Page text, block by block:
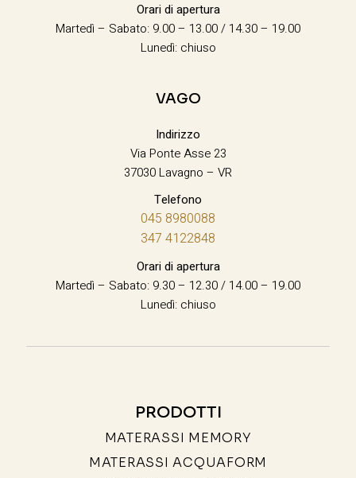
Orari di apertura
Martedì – Sabato: 9.00 – 13.00 / 14.30 – 19.00
Lunedì: chiuso
VAGO
Indirizzo
Via Ponte Asse 23
37030 Lavagno – VR
Telefono
045 8980088
347 4122848
Orari di apertura
Martedì – Sabato: 9.30 – 12.30 / 14.00 – 19.00
Lunedì: chiuso
PRODOTTI
MATERASSI MEMORY
MATERASSI ACQUAFORM